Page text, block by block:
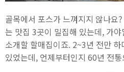
골목에서 포스가 느껴지지 않나요
는 맛집 3곳이 밀집해 있는데, 가
소개할 할매집이죠. 2~3년 전만
있었는데, 언제부터인지 60년 전